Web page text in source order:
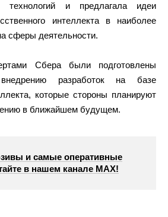
технологий и предлагала идеи
интеллекта в наиболее
сферы деятельности.
Сбера были подготовлены
разработок на базе
которые стороны планируют
в ближайшем будущем.
и самые оперативные
в нашем канале МАХ!